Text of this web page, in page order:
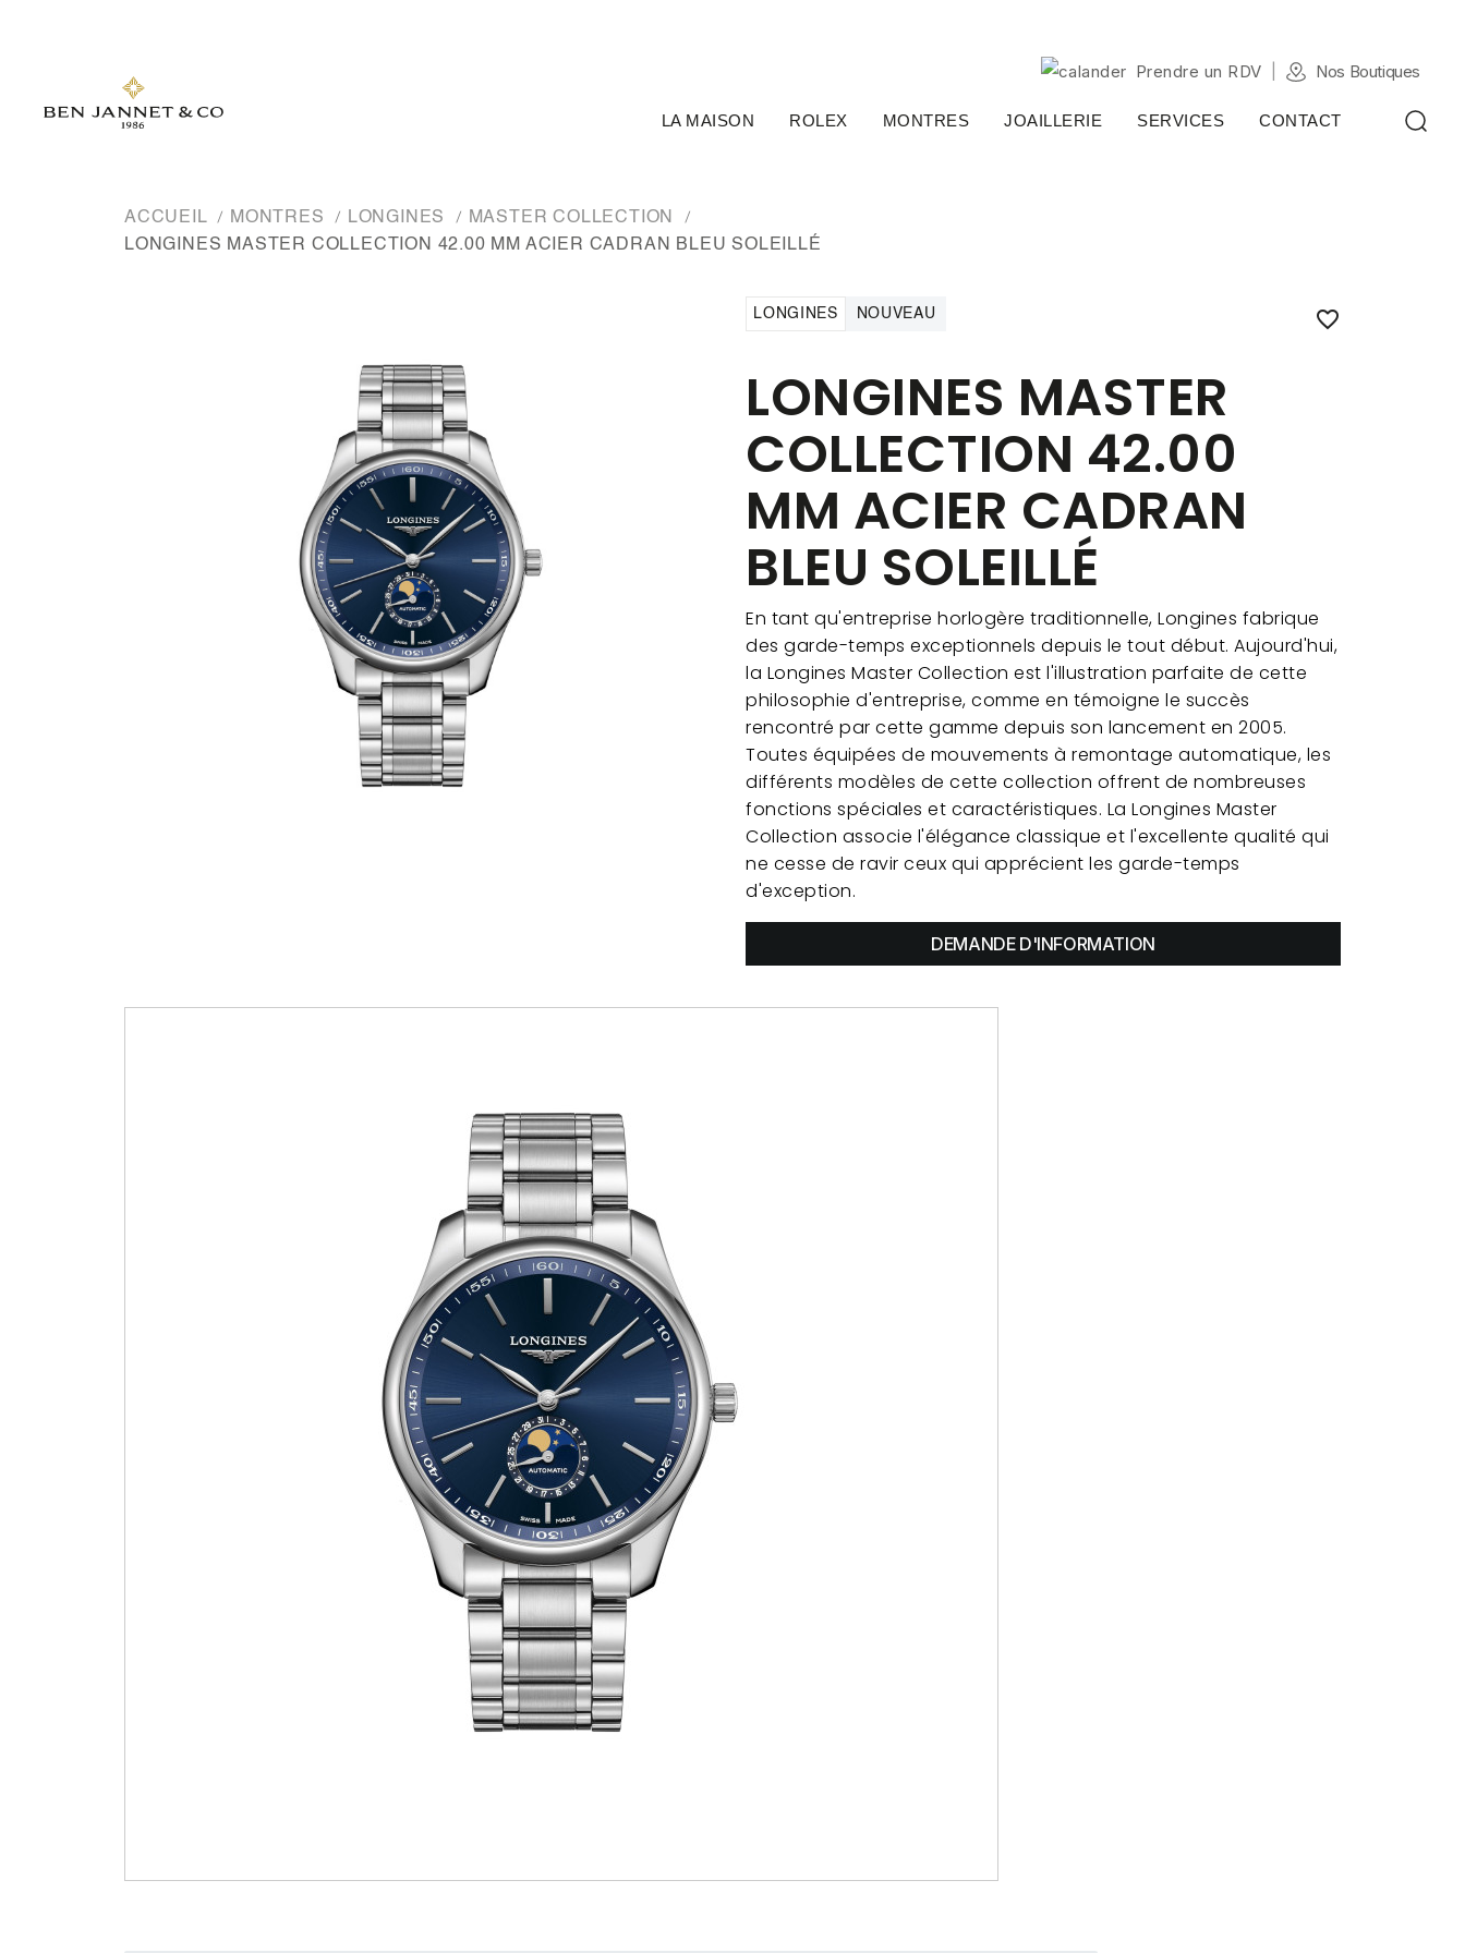
Prendre un RDV Nos Boutiques
LA MAISON ROLEX MONTRES JOAILLERIE SERVICES CONTACT
ACCUEIL MONTRES LONGINES
MASTER COLLECTION
LONGINES MASTER COLLECTION 42.00 MM ACIER CADRAN BLEU SOLEILLÉ
LONGINES NOUVEAU 
LONGINES MASTER
COLLECTION 42.00
MM ACIER CADRAN
BLEU SOLEILLÉ
En tant qu'entreprise horlogère traditionnelle, Longines fabrique
des garde-temps exceptionnels depuis le tout début. Aujourd'hui,
la Longines Master Collection est l'illustration parfaite de cette
philosophie d'entreprise, comme en témoigne le succès
rencontré par cette gamme depuis son lancement en 2005.
Toutes équipées de mouvements à remontage automatique, les
différents modèles de cette collection offrent de nombreuses
fonctions spéciales et caractéristiques. La Longines Master
Collection associe l'élégance classique et l'excellente qualité qui
ne cesse de ravir ceux qui apprécient les garde-temps
d'exception.
DEMANDE D'INFORMATION